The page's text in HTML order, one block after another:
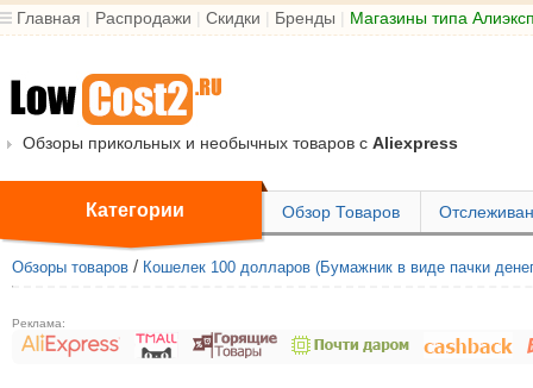
Главная | Распродажи | Скидки | Бренды | Магазины типа
Обзоры прикольных и необычных товаров с Aliexpress
Категории Обзор Товаров
Обзоры товаров / Кошелек 100 долларов (Бумажник в виде пачки
Реклама: